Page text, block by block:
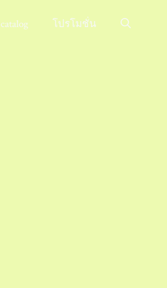
catalog โปรโมชั่น